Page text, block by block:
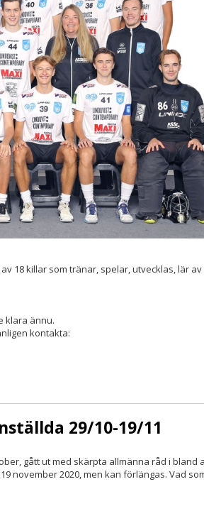
18 killar som tränar, spelar, utvecklas, lär av
klara ännu.
kontakta:
29/10-19/11
gått ut med skärpta allmänna råd i bland
november 2020, men kan förlängas. Vad